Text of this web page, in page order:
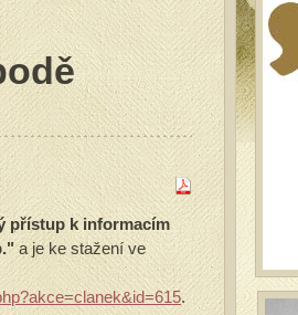
přístup k informacím
a je ke stažení ve
.